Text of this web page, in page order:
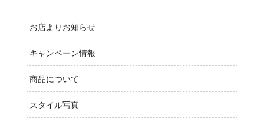
お店よりお知らせ
キャンペーン情報
商品について
スタイル写真